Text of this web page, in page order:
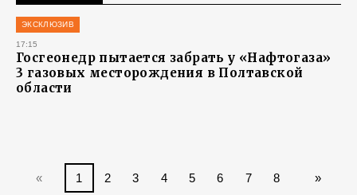
ЭКСКЛЮЗИВ
17:15
Госгеонедр пытается забрать у «Нафтогаза»
3 газовых месторождения в Полтавской
области
« 1 2 3 4 5 6 7 8 »